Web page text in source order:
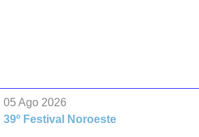
05 Ago 2026
39º Festival Noroeste